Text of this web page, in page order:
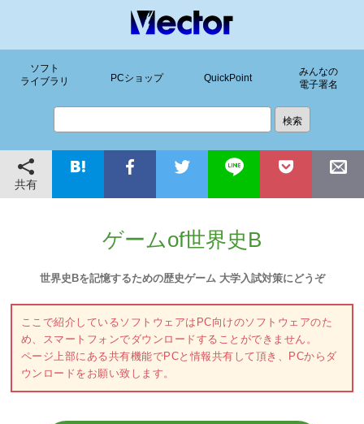
ソフト
ライブラリ
PCショップ QuickPoint
みんなの
電子署名
共有
ゲームof世界史B
世界史Bを記憶するための歴史ゲーム 大学入試対策にどうぞ
ここで紹介しているソフトウェアはPC向けのソフトウェアのた
め、スマートフォンでダウンロードすることができません。
ページ上部にある共有機能でPCと情報共有して頂き、PCからダ
ウンロードをお願い致します。